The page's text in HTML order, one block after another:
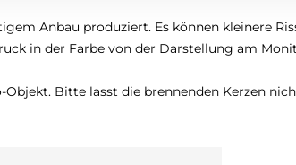
Anbau produziert. Es können kleinere
in der Farbe von der Darstellung am
Bitte lasst die brennenden Kerzen